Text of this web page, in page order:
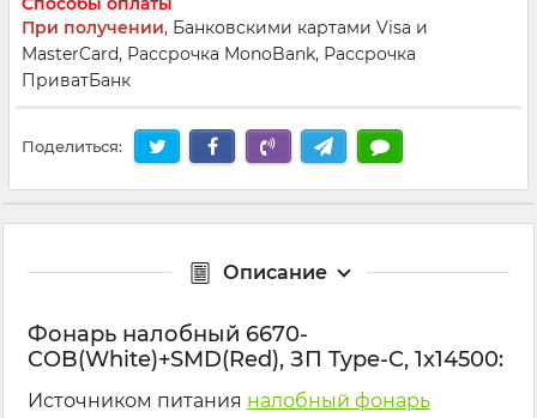
При получении, Банковскими картами Visa и
MasterCard, Рассрочка MonoBank, Рассрочка
ПриватБанк
Поделиться:
Описание
Фонарь налобный 6670-
COB(White)+SMD(Red), ЗП Type-C, 1x14500:
Источником питания налобный фонарь